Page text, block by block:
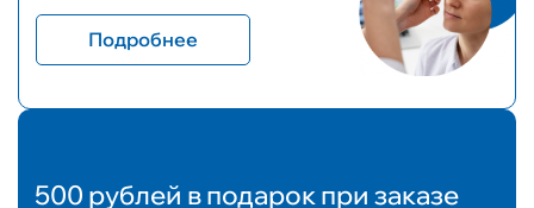
Подробнее
500 рублей в подарок при заказе